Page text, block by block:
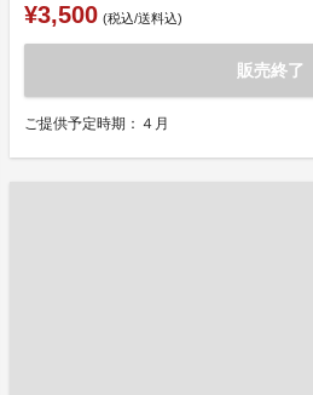
¥3,500 (税込/送料込)
販売終了
ご提供予定時期：４月